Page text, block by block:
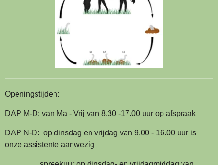
Openingstijden:
DAP M-D: van Ma - Vrij van 8.30 -17.00 uur op afspraak
DAP N-D: op dinsdag en vrijdag van 9.00 - 16.00 uur is
onze assistente aanwezig